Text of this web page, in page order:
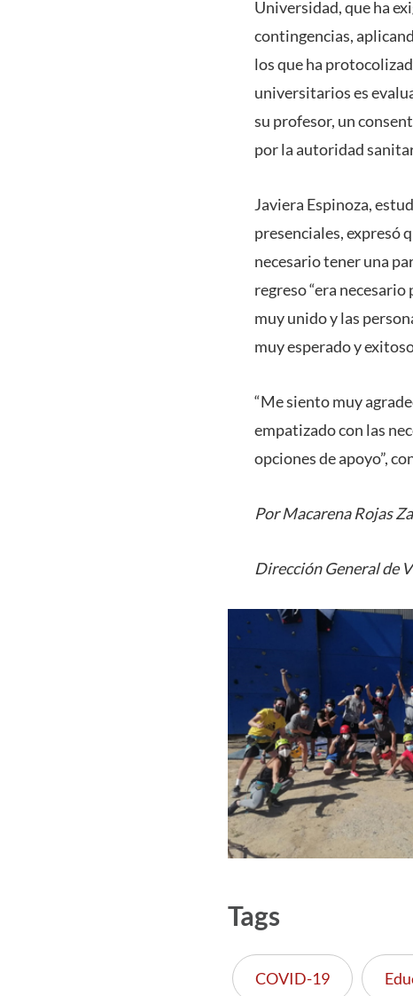
Universidad, que ha
contingencias,
los que ha
universitarios es
su profesor, un
por la autoridad
Javiera Espinoza,
presenciales, expresó
necesario tener una
regreso “era
muy unido y las
muy esperado y
“Me siento muy
empatizado con las
opciones de apoyo”,
Por Macarena Rojas
Dirección General de
Tags
COVID-19